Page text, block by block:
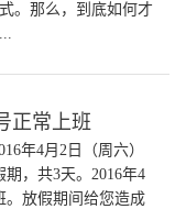
。那么，到底如何才
正常上班
年4月2日（周六）
，共3天。2016年4
。放假期间给您造成